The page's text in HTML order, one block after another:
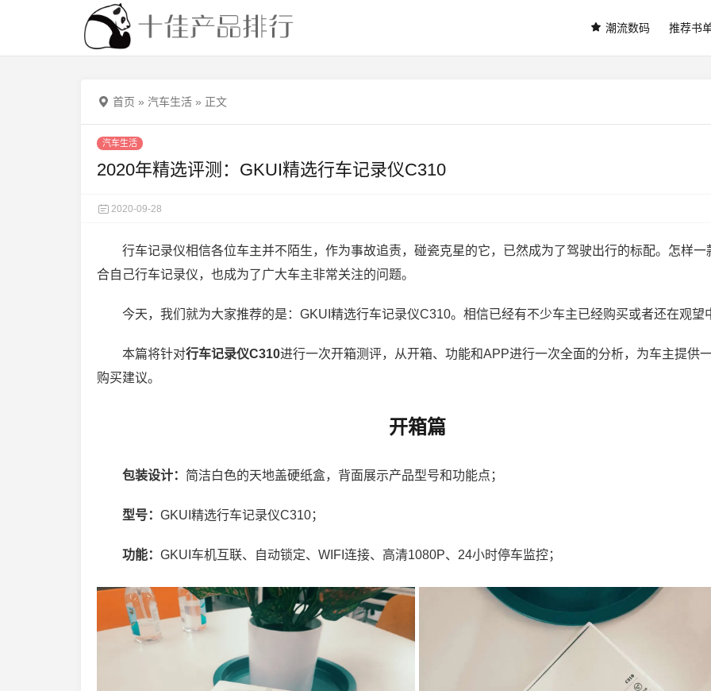
潮流数码 推荐书
首页 » 汽车生活 » 正文
汽车生活
2020年精选评测：GKUI精选行车记录仪C310
2020-09-28
行车记录仪相信各位车主并不陌生，作为事故追责，碰瓷克星的它，已然成为了驾驶出行的标配。怎样一
合自己行车记录仪，也成为了广大车主非常关注的问题。
今天，我们就为大家推荐的是：GKUI精选行车记录仪C310。相信已经有不少车主已经购买或者还在观望
本篇将针对行车记录仪C310进行一次开箱测评，从开箱、功能和APP进行一次全面的分析，为车主提供
购买建议。
开箱篇
包装设计： 简洁白色的天地盖硬纸盒，背面展示产品型号和功能点；
型号： GKUI精选行车记录仪C310；
功能： GKUI车机互联、自动锁定、WIFI连接、高清1080P、24小时停车监控；